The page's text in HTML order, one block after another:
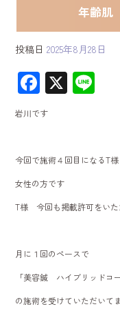
年齢
投稿日 2025年8月28日
F
ac
e
b
o
ok
X
岩川です
今回で施術４回目になるT
女性の方です
T様 今回も掲載許可をい
月に１回のペースで
「美容鍼 ハイブリッドコ
の施術を受けていただいて